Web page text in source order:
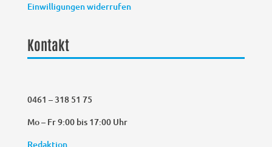
Einwilligungen widerrufen
Kontakt
0461 – 318 51 75
Mo – Fr 9:00 bis 17:00 Uhr
Redaktion